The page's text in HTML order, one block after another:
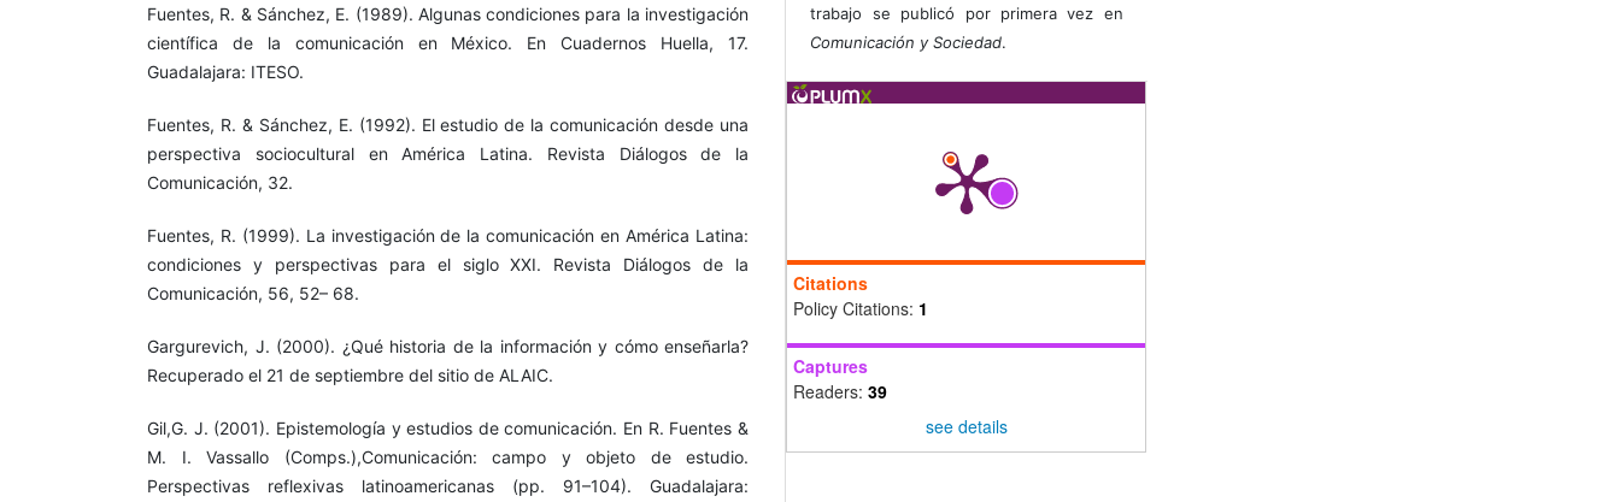
Fuentes, R. & Sánchez, E. (1989). Algunas condiciones para la investigación
científica de la comunicación en México. En Cuadernos Huella, 17.
Guadalajara: ITESO.
Fuentes, R. & Sánchez, E. (1992). El estudio de la comunicación desde una
perspectiva sociocultural en América Latina. Revista Diálogos de la
Comunicación, 32.
Fuentes, R. (1999). La investigación de la comunicación en América Latina:
condiciones y perspectivas para el siglo XXI. Revista Diálogos de la
Comunicación, 56, 52– 68.
Gargurevich, J. (2000). ¿Qué historia de la información y cómo enseñarla?
Recuperado el 21 de septiembre del sitio de ALAIC.
Gil,G. J. (2001). Epistemología y estudios de comunicación. En R. Fuentes &
M. I. Vassallo (Comps.),Comunicación: campo y objeto de estudio.
Perspectivas reflexivas latinoamericanas (pp. 91–104). Guadalajara:
trabajo se publicó por primera vez en
Comunicación y Sociedad.
Citations
Policy Citations: 1
Captures
Readers: 39
see details